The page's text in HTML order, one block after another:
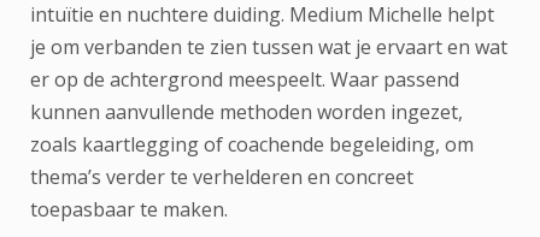
intuïtie en nuchtere duiding. Medium Michelle helpt
je om verbanden te zien tussen wat je ervaart en wat
er op de achtergrond meespeelt. Waar passend
kunnen aanvullende methoden worden ingezet,
zoals kaartlegging of coachende begeleiding, om
thema’s verder te verhelderen en concreet
toepasbaar te maken.